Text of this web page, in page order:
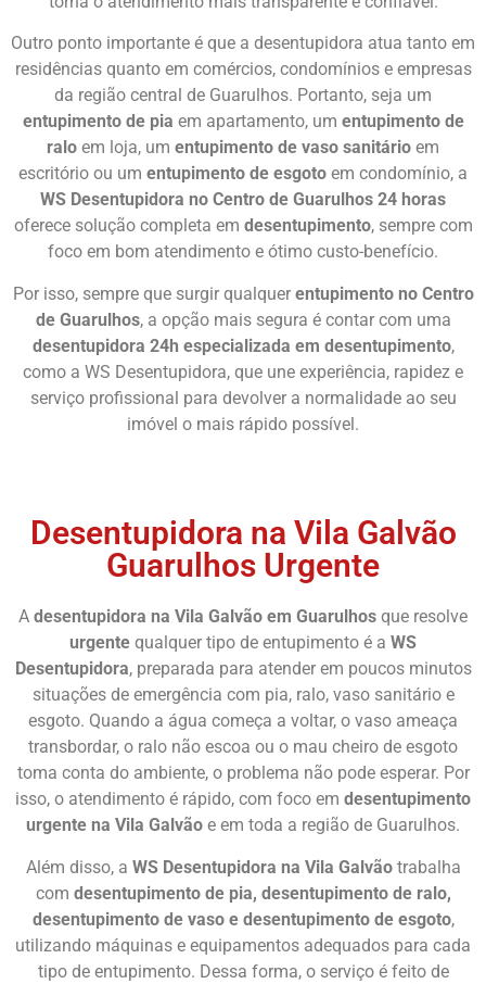
Outro ponto importante é que a desentupidora atua tanto em
residências quanto em comércios, condomínios e empresas
da região central de Guarulhos. Portanto, seja um
entupimento de pia em apartamento, um entupimento de
ralo em loja, um entupimento de vaso sanitário em
escritório ou um entupimento de esgoto em condomínio, a
WS Desentupidora no Centro de Guarulhos 24 horas
oferece solução completa em desentupimento, sempre com
foco em bom atendimento e ótimo custo-benefício.
Por isso, sempre que surgir qualquer entupimento no Centro
de Guarulhos, a opção mais segura é contar com uma
desentupidora 24h especializada em desentupimento,
como a WS Desentupidora, que une experiência, rapidez e
serviço profissional para devolver a normalidade ao seu
imóvel o mais rápido possível.
Desentupidora na Vila Galvão
Guarulhos Urgente
A desentupidora na Vila Galvão em Guarulhos que resolve
urgente qualquer tipo de entupimento é a WS
Desentupidora, preparada para atender em poucos minutos
situações de emergência com pia, ralo, vaso sanitário e
esgoto. Quando a água começa a voltar, o vaso ameaça
transbordar, o ralo não escoa ou o mau cheiro de esgoto
toma conta do ambiente, o problema não pode esperar. Por
isso, o atendimento é rápido, com foco em desentupimento
urgente na Vila Galvão e em toda a região de Guarulhos.
Além disso, a WS Desentupidora na Vila Galvãotrabalha
com desentupimento de pia, desentupimento de ralo,
desentupimento de vaso e desentupimento de esgoto,
utilizando máquinas e equipamentos adequados para cada
tipo de entupimento. Dessa forma, o serviço é feito de